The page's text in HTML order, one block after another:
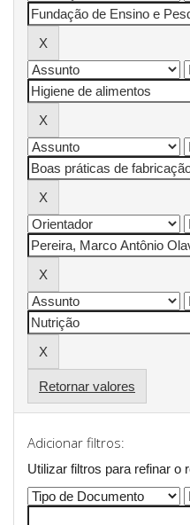
Retornar valores
Adicionar filtros:
Utilizar filtros para refinar o